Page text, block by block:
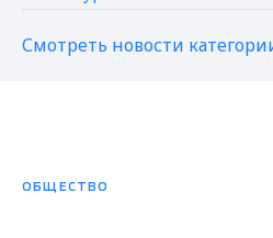
Смотреть новости
ОБЩЕСТВО